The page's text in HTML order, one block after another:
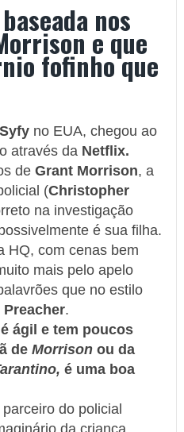
nos
e que
fofinho que
Syfy no EUA, chegou ao
através da Netflix.
de Grant Morrison, a
(Christopher
na investigação
é sua filha.
HQ, com cenas bem
mais pelo apelo
que no estilo
Preacher.
ágil e tem poucos
de Morrison ou da
é uma boa
do policial